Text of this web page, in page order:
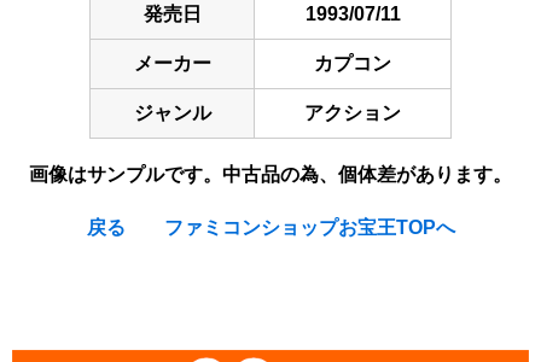
発売日 1993/07/11
メーカー カプコン
ジャンル アクション
画像はサンプルです。中古品の為、個体差があります。
戻る ファミコンショップお宝王TOPへ